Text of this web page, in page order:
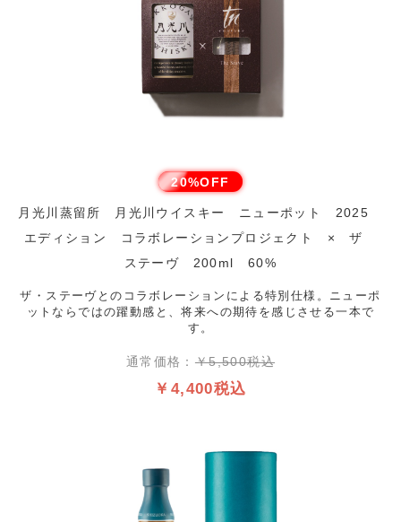
20%OFF
月光川蒸留所 月光川ウイスキー ニューポット 2025
エディション コラボレーションプロジェクト × ザ
ステーヴ 200ml 60%
ザ・ステーヴとのコラボレーションによる特別仕様。ニューポ
ットならではの躍動感と、将来への期待を感じさせる一本で
す。
通常価格： ￥5,500税込
￥4,400税込